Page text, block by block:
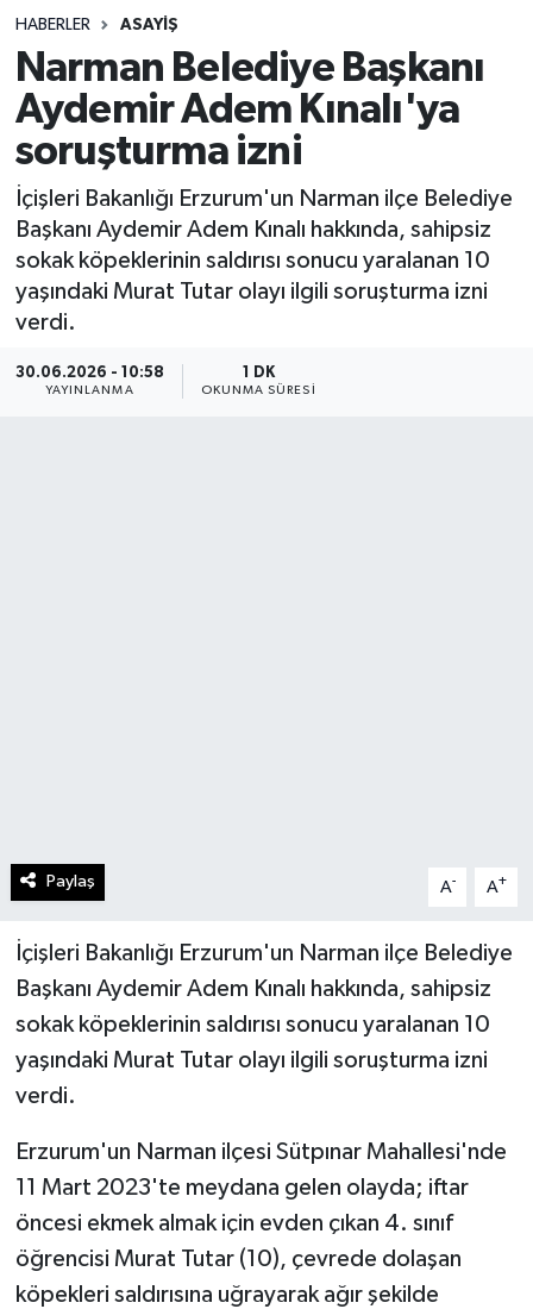
HABERLER ASAYIŞ
Narman Belediye Başkanı
Aydemir Adem Kınalı'ya
soruşturma izni
İçişleri Bakanlığı Erzurum'un Narman ilçe Belediye
Başkanı Aydemir Adem Kınalı hakkında, sahipsiz
sokak köpeklerinin saldırısı sonucu yaralanan 10
yaşındaki Murat Tutar olayı ilgili soruşturma izni
verdi.
30.06.2026 - 10:58
YAYINLANMA
1 DK
OKUNMA SÜRESI
Paylaş A- A+
İçişleri Bakanlığı Erzurum'un Narman ilçe Belediye
Başkanı Aydemir Adem Kınalı hakkında, sahipsiz
sokak köpeklerinin saldırısı sonucu yaralanan 10
yaşındaki Murat Tutar olayı ilgili soruşturma izni
verdi.
Erzurum'un Narman ilçesi Sütpınar Mahallesi'nde
11 Mart 2023'te meydana gelen olayda; iftar
öncesi ekmek almak için evden çıkan 4. sınıf
öğrencisi Murat Tutar (10), çevrede dolaşan
köpekleri saldırısına uğrayarak ağır şekilde
Spor
Teknoloji
Yaşam